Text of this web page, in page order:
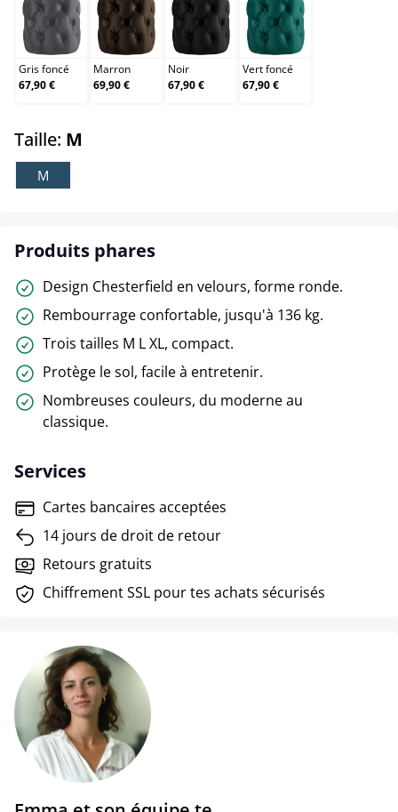
Gris foncé
Gris foncé
67,90 €
Marron
Marron
69,90 €
Noir
Noir
67,90 €
Vert foncé
Vert foncé
67,90 €
Taille: M
M
Produits phares
Design Chesterfield en velours, forme ronde.
Rembourrage confortable, jusqu'à 136 kg.
Trois tailles M L XL, compact.
Protège le sol, facile à entretenir.
Nombreuses couleurs, du moderne au
classique.
Services
Cartes bancaires acceptées
14 jours de droit de retour
Retours gratuits
Chiffrement SSL pour tes achats sécurisés